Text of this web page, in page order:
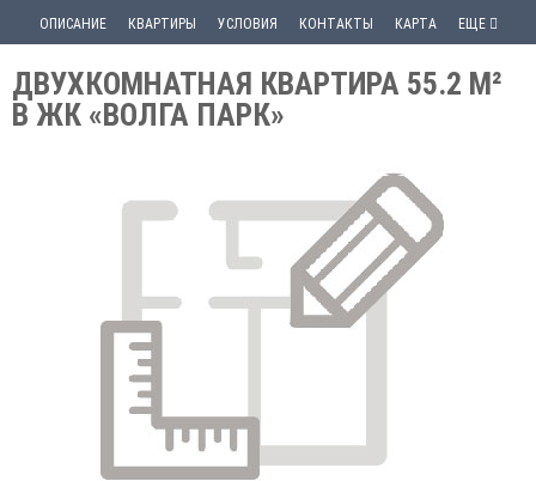
ОПИСАНИЕ КВАРТИРЫ УСЛОВИЯ КОНТАКТЫ КАРТА ЕЩЕ
ДВУХКОМНАТНАЯ КВАРТИРА 55.2 М²
В ЖК «ВОЛГА ПАРК»